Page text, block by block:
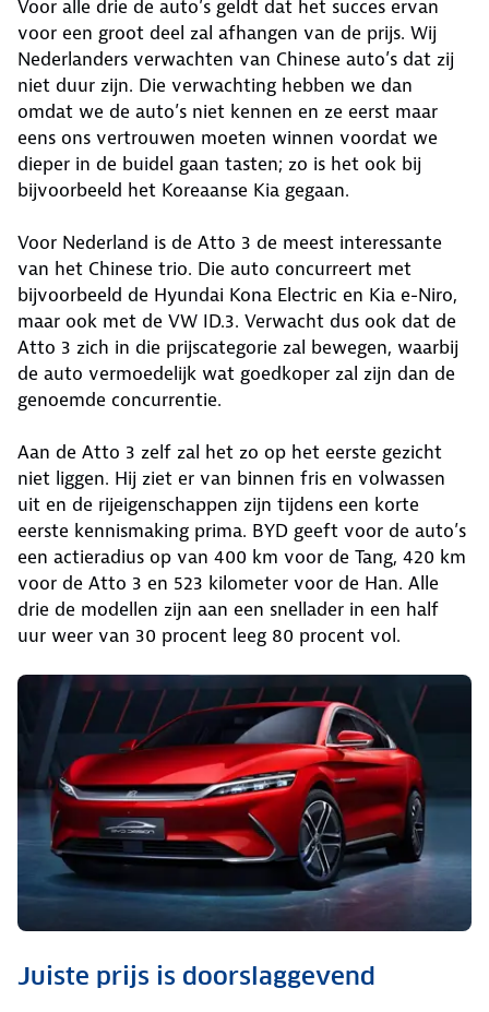
Voor alle drie de auto’s geldt dat het succes ervan
voor een groot deel zal afhangen van de prijs. Wij
Nederlanders verwachten van Chinese auto’s dat zij
niet duur zijn. Die verwachting hebben we dan
omdat we de auto’s niet kennen en ze eerst maar
eens ons vertrouwen moeten winnen voordat we
dieper in de buidel gaan tasten; zo is het ook bij
bijvoorbeeld het Koreaanse Kia gegaan.
Voor Nederland is de Atto 3 de meest interessante
van het Chinese trio. Die auto concurreert met
bijvoorbeeld de Hyundai Kona Electric en Kia e-Niro,
maar ook met de VW ID.3. Verwacht dus ook dat de
Atto 3 zich in die prijscategorie zal bewegen, waarbij
de auto vermoedelijk wat goedkoper zal zijn dan de
genoemde concurrentie.
Aan de Atto 3 zelf zal het zo op het eerste gezicht
niet liggen. Hij ziet er van binnen fris en volwassen
uit en de rijeigenschappen zijn tijdens een korte
eerste kennismaking prima. BYD geeft voor de auto’s
een actieradius op van 400 km voor de Tang, 420 km
voor de Atto 3 en 523 kilometer voor de Han. Alle
drie de modellen zijn aan een snellader in een half
uur weer van 30 procent leeg 80 procent vol.
Juiste prijs is doorslaggevend